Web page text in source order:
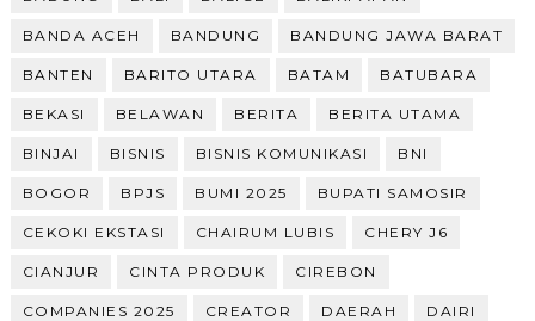
BANDA ACEH BANDUNG BANDUNG JAWA BARAT
BANTEN BARITO UTARA BATAM BATUBARA
BEKASI BELAWAN BERITA BERITA UTAMA
BINJAI BISNIS BISNIS KOMUNIKASI BNI
BOGOR BPJS BUMI 2025 BUPATI SAMOSIR
CEKOKI EKSTASI CHAIRUM LUBIS CHERY J6
CIANJUR CINTA PRODUK CIREBON
COMPANIES 2025 CREATOR DAERAH DAIRI